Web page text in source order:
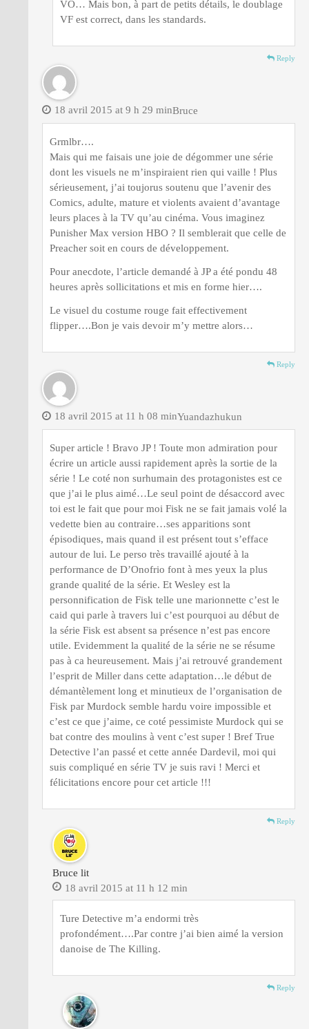
VO… Mais bon, à part de petits détails, le doublage
VF est correct, dans les standards.
Reply
Bruce
18 avril 2015 at 9 h 29 min
Grmlbr….
Mais qui me faisais une joie de dégommer une série
dont les visuels ne m’inspiraient rien qui vaille ! Plus
sérieusement, j’ai toujorus soutenu que l’avenir des
Comics, adulte, mature et violents avaient d’avantage
leurs places à la TV qu’au cinéma. Vous imaginez
Punisher Max version HBO ? Il semblerait que celle de
Preacher soit en cours de développement.
Pour anecdote, l’article demandé à JP a été pondu 48
heures après sollicitations et mis en forme hier….
Le visuel du costume rouge fait effectivement
flipper….Bon je vais devoir m’y mettre alors…
Reply
Yuandazhukun
18 avril 2015 at 11 h 08 min
Super article ! Bravo JP ! Toute mon admiration pour
écrire un article aussi rapidement après la sortie de la
série ! Le coté non surhumain des protagonistes est ce
que j’ai le plus aimé…Le seul point de désaccord avec
toi est le fait que pour moi Fisk ne se fait jamais volé la
vedette bien au contraire…ses apparitions sont
épisodiques, mais quand il est présent tout s’efface
autour de lui. Le perso très travaillé ajouté à la
performance de D’Onofrio font à mes yeux la plus
grande qualité de la série. Et Wesley est la
personnification de Fisk telle une marionnette c’est le
caid qui parle à travers lui c’est pourquoi au début de
la série Fisk est absent sa présence n’est pas encore
utile. Evidemment la qualité de la série ne se résume
pas à ca heureusement. Mais j’ai retrouvé grandement
l’esprit de Miller dans cette adaptation…le début de
démantèlement long et minutieux de l’organisation de
Fisk par Murdock semble hardu voire impossible et
c’est ce que j’aime, ce coté pessimiste Murdock qui se
bat contre des moulins à vent c’est super ! Bref True
Detective l’an passé et cette année Dardevil, moi qui
suis compliqué en série TV je suis ravi ! Merci et
félicitations encore pour cet article !!!
Reply
Bruce lit
18 avril 2015 at 11 h 12 min
Ture Detective m’a endormi très
profondément….Par contre j’ai bien aimé la version
danoise de The Killing.
Reply